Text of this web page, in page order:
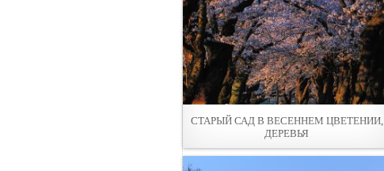
СТАРЫЙ САД В ВЕСЕННЕМ ЦВЕТЕНИИ,
ДЕРЕВЬЯ